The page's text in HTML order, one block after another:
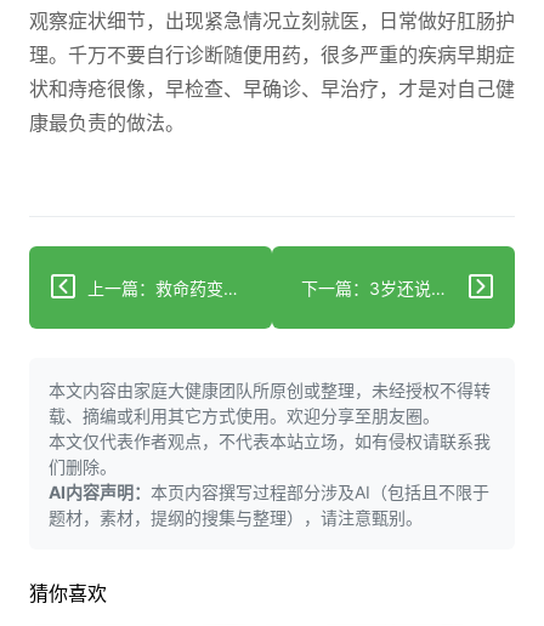
观察症状细节，出现紧急情况立刻就医，日常做好肛肠护
理。千万不要自行诊断随便用药，很多严重的疾病早期症
状和痔疮很像，早检查、早确诊、早治疗，才是对自己健
康最负责的做法。
上一篇：救命药变伤身药？复方丹参滴丸竟因这2个操作出大事！ 下一篇：3岁还说不清话？背后竟藏5个关键原因
本文内容由家庭大健康团队所原创或整理，未经授权不得转
载、摘编或利用其它方式使用。欢迎分享至朋友圈。
本文仅代表作者观点，不代表本站立场，如有侵权请联系我
们删除。
AI内容声明： 本页内容撰写过程部分涉及AI（包括且不限于
题材，素材，提纲的搜集与整理），请注意甄别。
猜你喜欢